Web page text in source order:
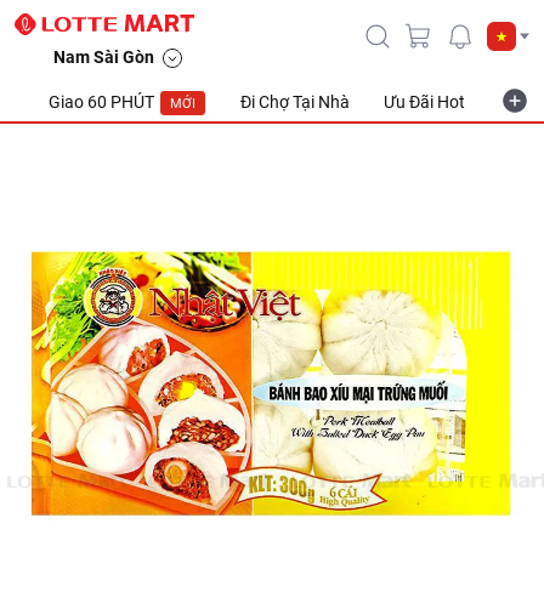
Nam Sài Gòn
Giao 60 PHÚT MỚI Đi Chợ Tại Nhà Ưu Đãi Hot